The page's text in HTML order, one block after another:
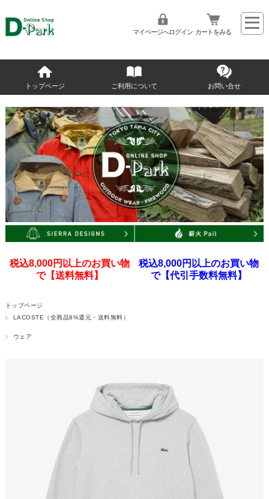
マイページへログイン カートをみる
トップページ ご利用について お問い合せ
税込8,000円以上のお買い物
で【送料無料】
税込8,000円以上のお買い物
で【代引手数料無料】
トップページ
LACOSTE（全商品8%還元・送料無料）
ウェア